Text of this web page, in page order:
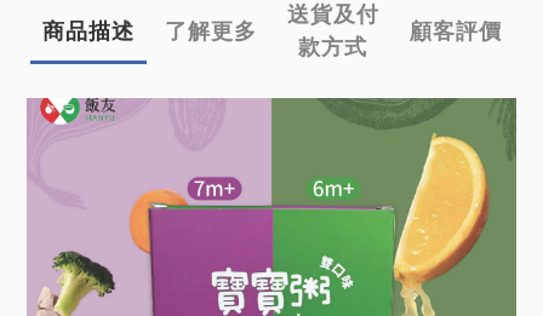
商品描述 了解更多
送貨及付
款方式
顧客評價